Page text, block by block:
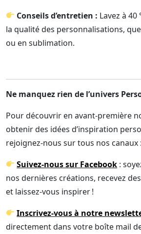
Conseils d’entretien : Lavez à
la qualité des personnalisations,
ou en sublimation.
Ne manquez rien de l’univers
Pour découvrir en avant-première
obtenir des idées d’inspiration
rejoignez-nous sur tous nos canaux :
Suivez-nous sur Facebook :
nos dernières créations, recevez
et laissez-vous inspirer !
Inscrivez-vous à notre
directement dans votre boîte mail